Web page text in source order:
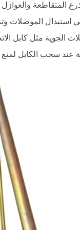
المتقاطعة
استبدال الموصلات
الجوية مثل كابل
سحب الكابل لمنع